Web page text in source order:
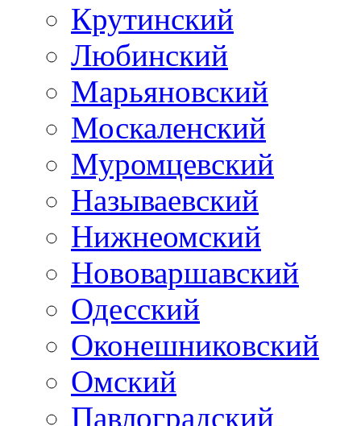
Крутинский
Любинский
Марьяновский
Москаленский
Муромцевский
Называевский
Нижнеомский
Нововаршавский
Одесский
Оконешниковский
Омский
Павлоградский